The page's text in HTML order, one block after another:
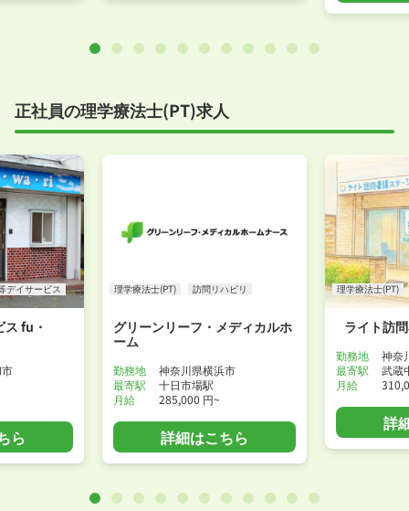
正社員の理学療法士(PT)求人
デイサービス
fu・
ら
理学療法士(PT) 訪問リハビリ
グリーンリーフ・メディカルホ
ーム
勤務地
神奈川県横浜市
最寄駅
十日市場駅
月給
285,000 円~
詳細はこちら
理学療法士(PT)
ライト訪
勤務地
神奈
最寄駅
武蔵
月給
詳